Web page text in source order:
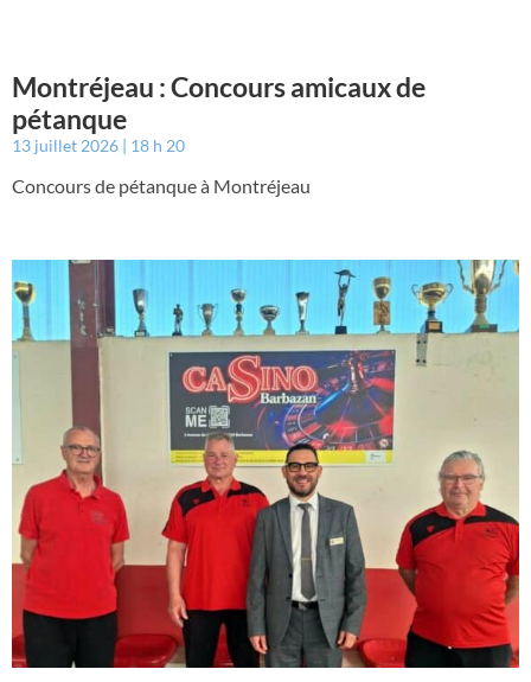
Montréjeau : Concours amicaux de
pétanque
13 juillet 2026 18 h 20
Concours de pétanque à Montréjeau